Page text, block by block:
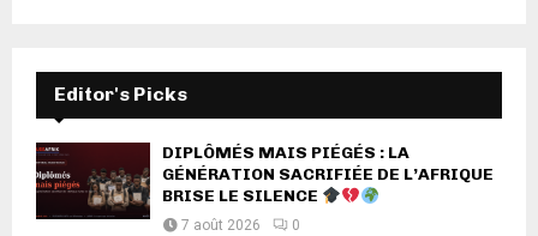
Editor's Picks
DIPLÔMÉS MAIS PIÉGÉS : LA
GÉNÉRATION SACRIFIÉE DE L’AFRIQUE
BRISE LE SILENCE
7 août 2026 0